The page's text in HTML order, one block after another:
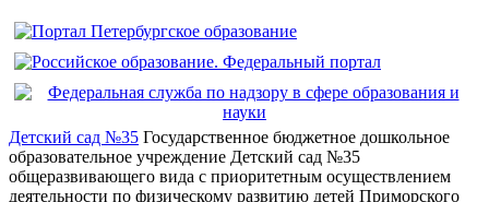
Детский сад №35 Государственное бюджетное дошкольное
образовательное учреждение Детский сад №35
общеразвивающего вида с приоритетным осуществлением
деятельности по физическому развитию детей Приморского